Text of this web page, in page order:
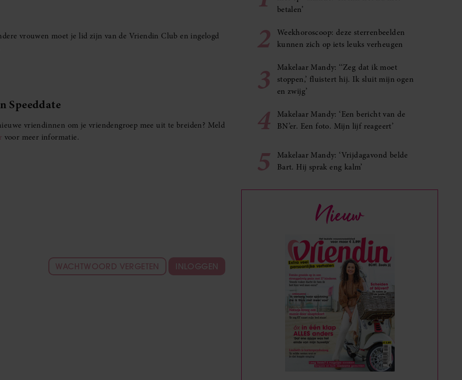
vrouwen moet je lid zijn van de Vriendin Club en ingelogd
Speeddate
vriendinnen om je vriendengroep mee uit te breiden? Meld
voor meer informatie.
WACHTWOORD VERGETEN INLOGGEN
betalen’
2
Weekhoroscoop: deze sterrenbeelden
kunnen zich op iets leuks verheugen
3
Makelaar Mandy: ‘‘Zeg dat ik moet
stoppen,’ fluistert hij. Ik sluit mijn ogen
en zwijg’
4
Makelaar Mandy: ‘Een bericht van de
BN’er. Een foto. Mijn lijf reageert’
5
Makelaar Mandy: ‘Vrijdagavond belde
Bart. Hij sprak eng kalm’
Nieuw